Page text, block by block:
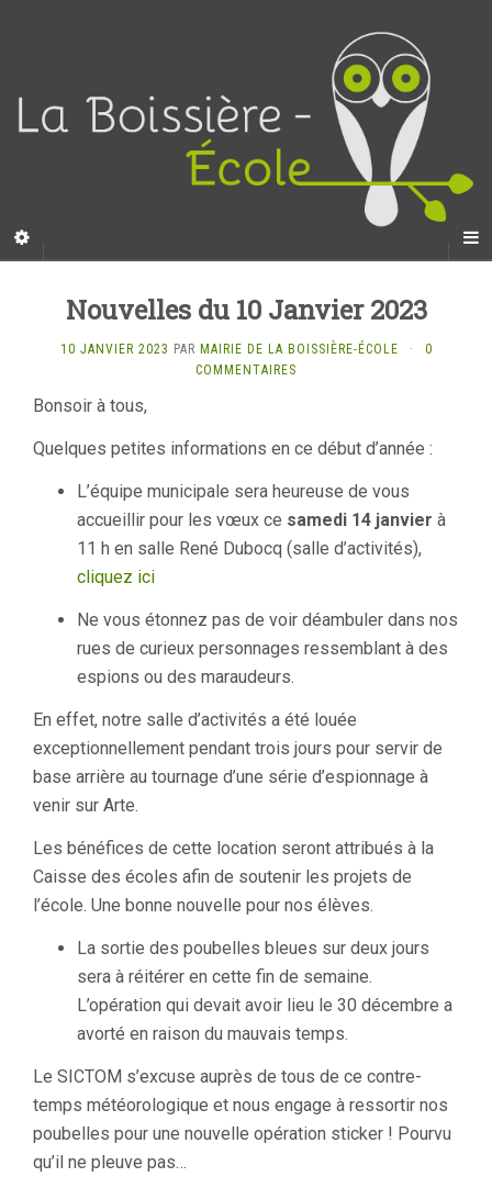
Nouvelles du 10 Janvier 2023
10 JANVIER 2023 PAR MAIRIE DE LA BOISSIÈRE-ÉCOLE ·
0
COMMENTAIRES
Bonsoir à tous,
Quelques petites informations en ce début d’année :
L’équipe municipale sera heureuse de vous
accueillir pour les vœux ce samedi 14 janvier à
11 h en salle René Dubocq (salle d’activités),
cliquez ici
Ne vous étonnez pas de voir déambuler dans nos
rues de curieux personnages ressemblant à des
espions ou des maraudeurs.
En effet, notre salle d’activités a été louée
exceptionnellement pendant trois jours pour servir de
base arrière au tournage d’une série d’espionnage à
venir sur Arte.
Les bénéfices de cette location seront attribués à la
Caisse des écoles afin de soutenir les projets de
l’école. Une bonne nouvelle pour nos élèves.
La sortie des poubelles bleues sur deux jours
sera à réitérer en cette fin de semaine.
L’opération qui devait avoir lieu le 30 décembre a
avorté en raison du mauvais temps.
Le SICTOM s’excuse auprès de tous de ce contre-
temps météorologique et nous engage à ressortir nos
poubelles pour une nouvelle opération sticker ! Pourvu
qu’il ne pleuve pas…